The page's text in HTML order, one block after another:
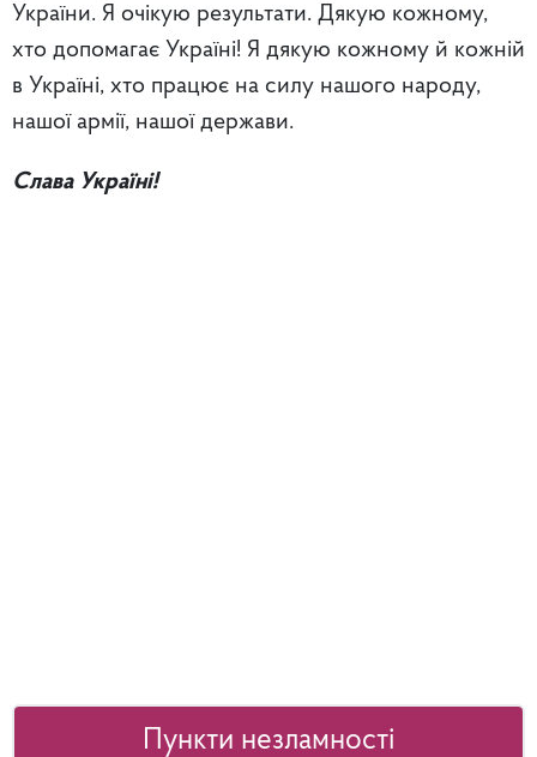
України. Я очікую результати. Дякую кожному,
хто допомагає Україні! Я дякую кожному й кожній
в Україні, хто працює на силу нашого народу,
нашої армії, нашої держави.
Слава Україні!
Пункти незламності